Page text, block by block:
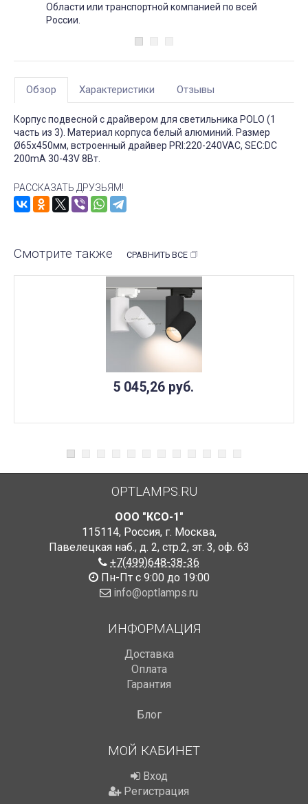
Области или транспортной компанией по всей
России.
Обзор Характеристики Отзывы
Корпус подвесной с драйвером для светильника POLO (1
часть из 3). Материал корпуса белый алюминий. Размер
Ø65x450мм, встроенный драйвер PRI:220-240VAC, SEC:DC
200mA 30-43V 8Вт.
РАССКАЗАТЬ ДРУЗЬЯМ!
Смотрите также СРАВНИТЬ ВСЕ
5 045,26 руб.
OPTLAMPS.RU
ООО "КСО-1"
115114, Россия, г. Москва,
Павелецкая наб., д. 2, стр.2, эт. 3, оф. 63
+7(499)648-38-36
Пн-Пт с 9:00 до 19:00
info@optlamps.ru
ИНФОРМАЦИЯ
Доставка
Оплата
Гарантия
Блог
МОЙ КАБИНЕТ
Вход
Регистрация